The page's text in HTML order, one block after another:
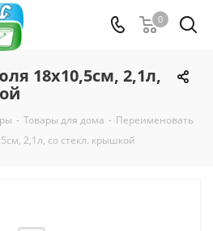
0
18х10,5см, 2,1л,
- Товары для дома - Переименовать
2,1л, со стекл. крышкой